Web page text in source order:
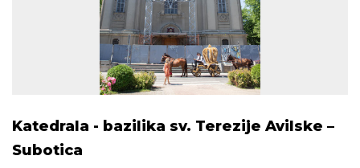
Katedrala - bazilika sv. Terezije Avilske –
Subotica